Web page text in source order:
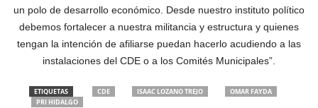
un polo de desarrollo económico. Desde nuestro instituto político
debemos fortalecer a nuestra militancia y estructura y quienes
tengan la intención de afiliarse puedan hacerlo acudiendo a las
instalaciones del CDE o a los Comités Municipales”.
ETIQUETAS CDE ISAAC LOZANO TREJO
OMAR FAYDA
PRI HIDALGO